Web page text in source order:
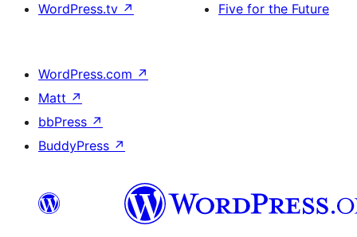
WordPress.tv ↗
Five for the Future
WordPress.com ↗
Matt ↗
bbPress ↗
BuddyPress ↗